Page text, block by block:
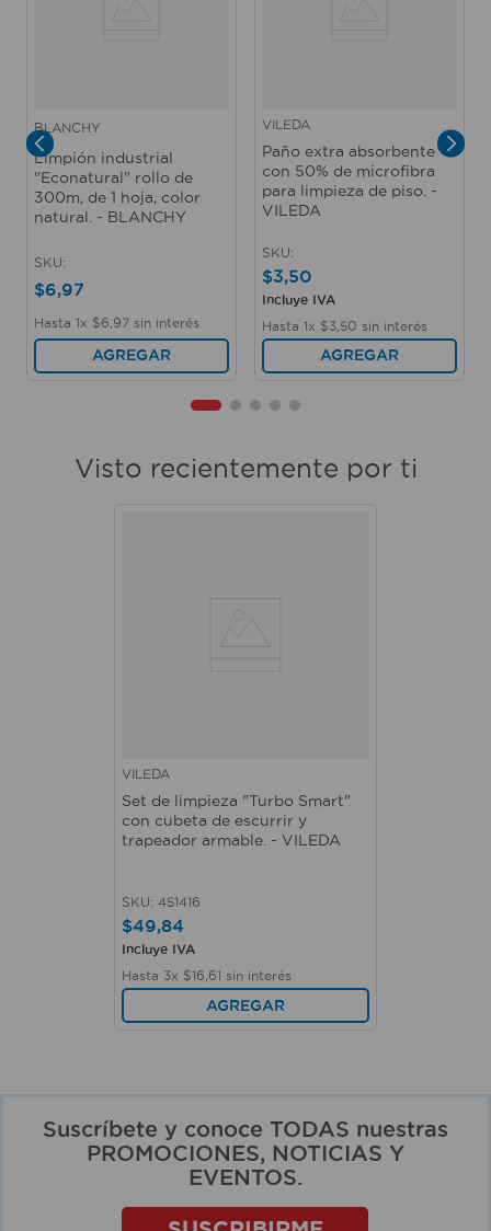
BLANCHY
Limpión industrial
"Econatural" rollo de
300m, de 1 hoja, color
natural. - BLANCHY
SKU:
$6,97
Hasta 1x $6 97 sin interés
AGREGAR
VILEDA
Paño extra absorbente
con 50% de microfibra
para limpieza de piso. -
VILEDA
SKU:
$3,50
Incluye IVA
Hasta 1x $3 50 sin interés
AGREGAR
Visto recientemente por ti
VILEDA
Set de limpieza "Turbo Smart"
con cubeta de escurrir y
trapeador armable. - VILEDA
SKU: 451416
$49,84
Incluye IVA
Hasta 3x $16 61 sin interés
AGREGAR
Suscríbete y conoce TODAS nuestras
PROMOCIONES, NOTICIAS Y
EVENTOS.